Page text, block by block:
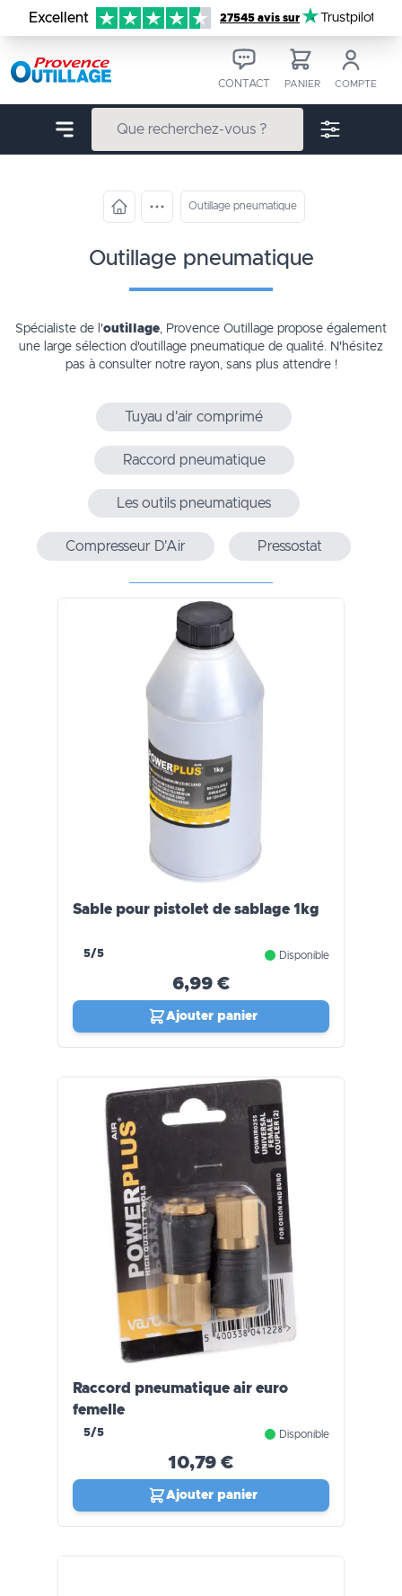
Aller au contenu
Excellent 27545 avis sur Trustpilot
CONTACT PANIER COMPTE
Outillage pneumatique
outillage pneumatique
Spécialiste de l'outillage, Provence Outillage propose également
une large sélection d'outillage pneumatique de qualité. N'hésitez
pas à consulter notre rayon, sans plus attendre !
Tuyau d'air comprimé
Raccord pneumatique
Les outils pneumatiques
Compresseur D'Air Pressostat
Sable pour pistolet de sablage 1kg
5/5 Disponible
6,99 €
Ajouter panier
Raccord pneumatique air euro
femelle
5/5 Disponible
10,79 €
Ajouter panier